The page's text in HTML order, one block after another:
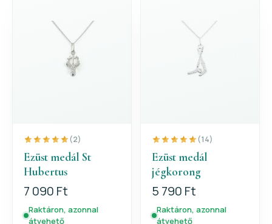
(2)
Ezüst medál St
Hubertus
7 090 Ft
Raktáron, azonnal
átvehető
(14)
Ezüst medál
jégkorong
5 790 Ft
Raktáron, azonnal
átvehető